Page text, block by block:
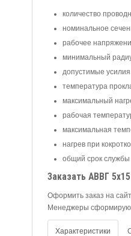
количество
номинальное
рабочее
минимальный
допустимые
температура
максимальный
рабочая
максимальная
нагрев при
общий срок службы
Заказать АВВГ
Оформить заказ на
Менеджеры
Характеристики